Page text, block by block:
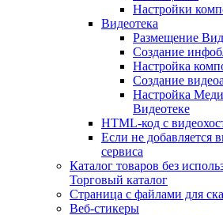
Настройки
Видеотека
Размещение
Создание
Настройка
Создание
Настройка
Видеотеке
HTML-код с
Если не добавляется
сервиса
Каталог товаров без
Торговый каталог
Страница с файлами для
Веб-стикеры